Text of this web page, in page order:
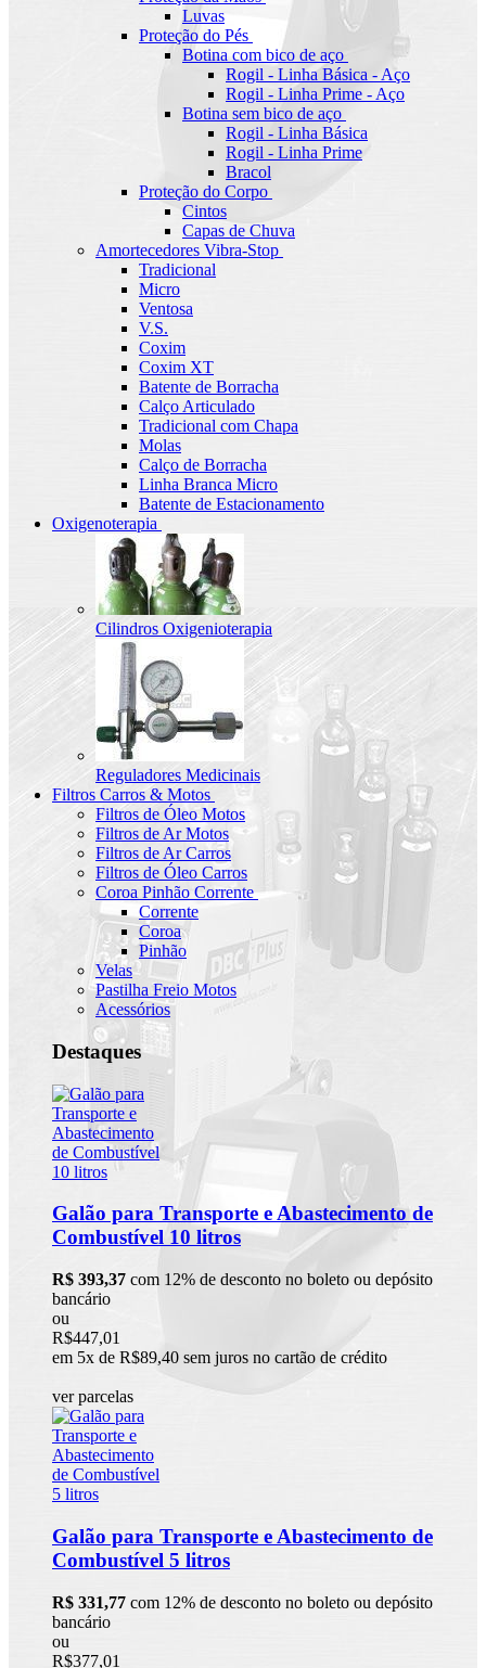
Luvas
Proteção do Pés
Botina com bico de aço
Rogil - Linha Básica - Aço
Rogil - Linha Prime - Aço
Botina sem bico de aço
Rogil - Linha Básica
Rogil - Linha Prime
Bracol
Proteção do Corpo
Cintos
Capas de Chuva
Amortecedores Vibra-Stop
Tradicional
Micro
Ventosa
V.S.
Coxim
Coxim XT
Batente de Borracha
Calço Articulado
Tradicional com Chapa
Molas
Calço de Borracha
Linha Branca Micro
Batente de Estacionamento
Oxigenoterapia
Cilindros Oxigenioterapia
Reguladores Medicinais
Filtros Carros & Motos
Filtros de Óleo Motos
Filtros de Ar Motos
Filtros de Ar Carros
Filtros de Óleo Carros
Coroa Pinhão Corrente
Corrente
Coroa
Pinhão
Velas
Pastilha Freio Motos
Acessórios
Destaques
Galão para Transporte e Abastecimento de
Combustível 10 litros
R$ 393,37 com 12% de desconto no boleto ou depósito
bancário
ou
R$447,01
em 5x de R$89,40 sem juros no cartão de crédito
ver parcelas
Galão para Transporte e Abastecimento de
Combustível 5 litros
R$ 331,77 com 12% de desconto no boleto ou depósito
bancário
ou
R$377,01